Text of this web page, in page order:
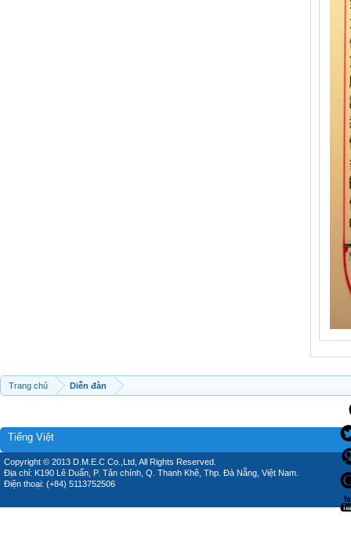
Trang chủ Diễn đàn
Tiếng Việt
Copyright © 2013 D.M.E.C Co.,Ltd, All Rights Reserved.
Địa chỉ: K190 Lê Duẩn, P. Tân chính, Q. Thanh Khê, Thp. Đà Nẵng, Việt Nam.
Điện thoại: (+84) 5113752506